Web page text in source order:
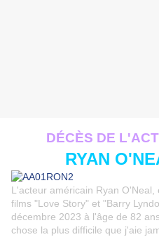
DÉCÈS DE
RYAN
L'acteur américain Ryan
films "Love Story" et "Barry
décembre 2023 à l'âge de 82
chose la plus difficile que j'aie